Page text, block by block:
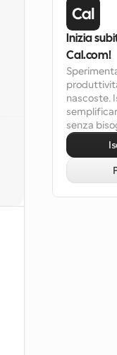
Inizia
Cal.com!
nascoste.
senza